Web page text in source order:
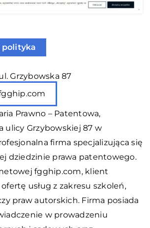
polityka
Grzybowska 87
Prawno – Patentowa,
ulicy Grzybowskiej 87 w
firma specjalizująca się
dziedzinie prawa patentowego.
fgghip.com, klient
usług z zakresu szkoleń,
praw autorskich. Firma posiada
w prowadzeniu